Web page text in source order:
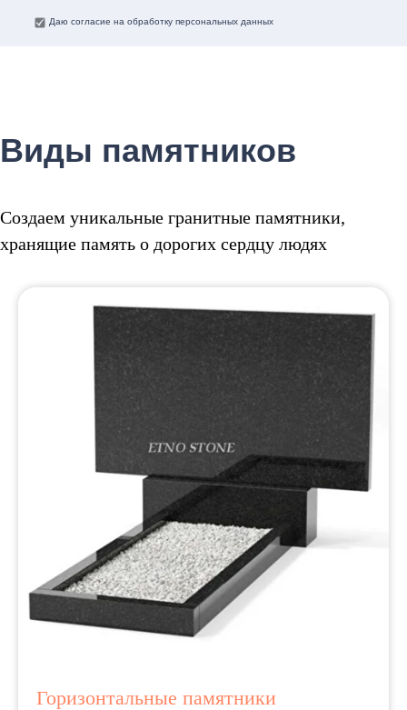
Даю согласие на обработку персональных данных
Виды памятников
Создаем уникальные гранитные памятники,
хранящие память о дорогих сердцу людях
Горизонтальные памятники